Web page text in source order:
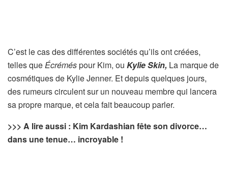
C’est le cas des différentes sociétés qu’ils ont créées,
telles queÉcréméspour Kim, ou Kylie Skin, La marque de
cosmétiques de Kylie Jenner. Et depuis quelques jours,
des rumeurs circulent sur un nouveau membre qui lancera
sa propre marque, et cela fait beaucoup parler.
>>> A lire aussi : Kim Kardashian fête son divorce…
dans une tenue… incroyable !